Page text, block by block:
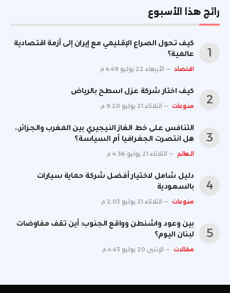
رائج هذا الأسبوع
كيف تحول الصراع الإقليمي مع إيران إلى أزمة اقتصادية
عالمية؟
اقتصاد الأربعاء 22 يوليو 4:49 م
كيف اختار شركة عزل اسطح بالرياض
منوعات الثلاثاء 21 يوليو 9:20 م
التنافس على خط الغاز النيجيري بين المغرب والجزائر..
هل انتصرت الجغرافيا أم السياسة؟
العالم الثلاثاء 21 يوليو 4:36 م
دليل شامل لاختيار أفضل شركة حماية سيارات
بالسعودية
منوعات الثلاثاء 21 يوليو 2:03 م
بين وعود واشنطن وواقع الجنوب: أين تقف مفاوضات
لبنان اليوم؟
مقالات الإثنين 20 يوليو 4:43 م